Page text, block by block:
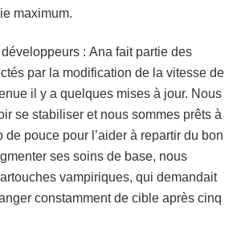
maximum.
: Ana fait partie des
par la modification de la vitesse de
il y a quelques mises à jour. Nous
se stabiliser et nous sommes prêts à
de pouce pour l’aider à repartir du bon
ses soins de base, nous
vampiriques, qui demandait
constamment de cible après cinq